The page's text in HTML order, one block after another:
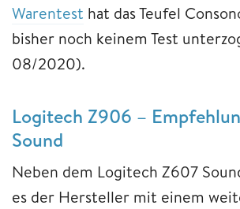
Warentest hat das Teufel
bisher noch keinem Test
08/2020).
Logitech Z906 –
Sound
Neben dem Logitech Z607
es der Hersteller mit einem